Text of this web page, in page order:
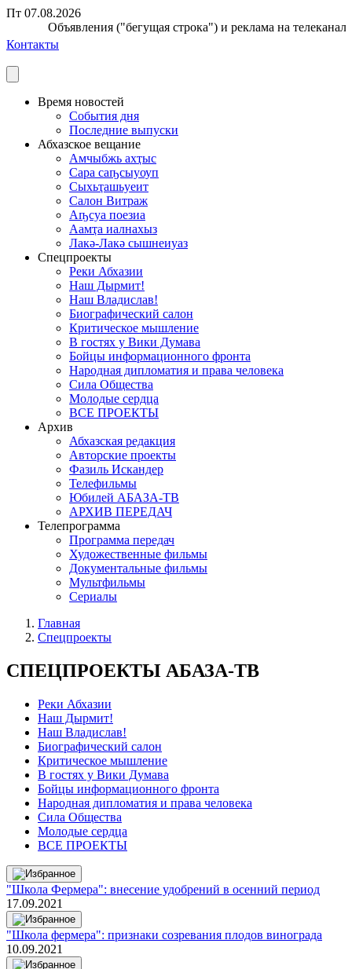
Пт 07.08.2026
Объявления ("бегущая строка") и реклама на
Контакты
Время новостей
События дня
Последние выпуски
Абхазское вещание
Амчыбжь ахҭыс
Сара саҧсыуоуп
Сыхьҭашьуеит
Салон Витраж
Аҧсуа поезиа
Аамҭа иалнахыз
Лакә-Лакә сышнеиуаз
Спецпроекты
Реки Абхазии
Наш Дырмит!
Наш Владислав!
Биографический салон
Критическое мышление
В гостях у Вики Думава
Бойцы информационного фронта
Народная дипломатия и права человека
Сила Общества
Молодые сердца
ВСЕ ПРОЕКТЫ
Архив
Абхазская редакция
Авторские проекты
Фазиль Искандер
Телефильмы
Юбилей АБАЗА-ТВ
АРХИВ ПЕРЕДАЧ
Телепрограмма
Программа передач
Художественные фильмы
Документальные фильмы
Мультфильмы
Сериалы
Главная
Спецпроекты
СПЕЦПРОЕКТЫ АБАЗА-ТВ
Реки Абхазии
Наш Дырмит!
Наш Владислав!
Биографический салон
Критическое мышление
В гостях у Вики Думава
Бойцы информационного фронта
Народная дипломатия и права человека
Сила Общества
Молодые сердца
ВСЕ ПРОЕКТЫ
"Школа Фермера": внесение удобрений в осенний период
17.09.2021
"Школа фермера": признаки созревания плодов винограда
10.09.2021